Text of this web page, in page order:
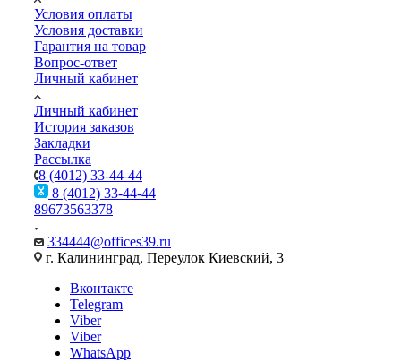
Условия оплаты
Условия доставки
Гарантия на товар
Вопрос-ответ
Личный кабинет
Личный кабинет
История заказов
Закладки
Рассылка
8 (4012) 33-44-44
8 (4012) 33-44-44
89673563378
334444@offices39.ru
г. Калининград, Переулок Киевский, 3
Вконтакте
Telegram
Viber
Viber
WhatsApp